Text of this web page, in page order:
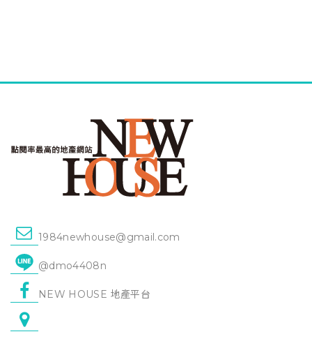
1984newhouse@gmail.com
@dmo4408n
NEW HOUSE 地產平台